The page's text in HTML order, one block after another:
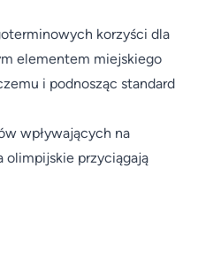
korzyści dla
elementem miejskiego
i podnosząc standard
wpływających na
olimpijskie przyciągają